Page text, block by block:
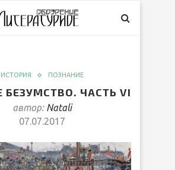
ИСТОРИЯ ПОЗНАНИЕ
ЧАСТЬ VI
автор: Natali
07.07.2017